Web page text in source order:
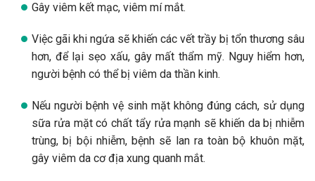
Gây viêm kết mạc, viêm mí mắt.
Việc gãi khi ngứa sẽ khiến các vết trầy bị tổn thương sâu
hơn, để lại sẹo xấu, gây mất thẩm mỹ. Nguy hiểm hơn,
người bệnh có thể bị viêm da thần kinh.
Nếu người bệnh vệ sinh mặt không đúng cách, sử dụng
sữa rửa mặt có chất tẩy rửa mạnh sẽ khiến da bị nhiễm
trùng, bị bội nhiễm, bệnh sẽ lan ra toàn bộ khuôn mặt,
gây viêm da cơ địa xung quanh mắt.